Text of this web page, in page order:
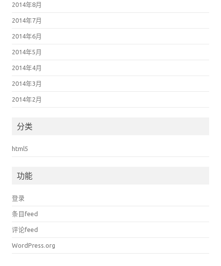
2014年8月
2014年7月
2014年6月
2014年5月
2014年4月
2014年3月
2014年2月
分类
html5
功能
登录
条目feed
评论feed
WordPress.org